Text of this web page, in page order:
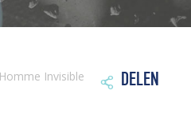
Invisible
 DELEN